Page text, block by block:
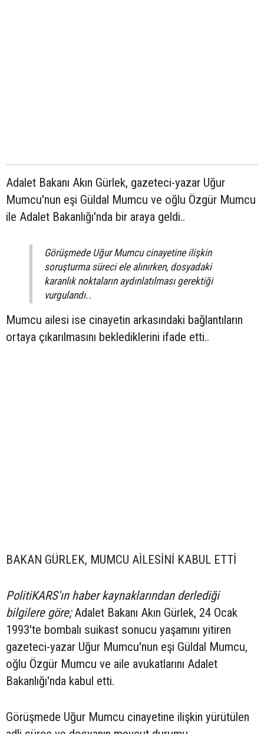
Adalet Bakanı Akın Gürlek, gazeteci-yazar Uğur
Mumcu'nun eşi Güldal Mumcu ve oğlu Özgür Mumcu
ile Adalet Bakanlığı'nda bir araya geldi..
Görüşmede Uğur Mumcu cinayetine ilişkin
soruşturma süreci ele alınırken, dosyadaki
karanlık noktaların aydınlatılması gerektiği
vurgulandı..
Mumcu ailesi ise cinayetin arkasındaki bağlantıların
ortaya çıkarılmasını beklediklerini ifade etti..
BAKAN GÜRLEK, MUMCU AİLESİNİ KABUL ETTİ
PolitiKARS'ın haber kaynaklarından derlediği
bilgilere göre;Adalet Bakanı Akın Gürlek, 24 Ocak
1993'te bombalı suikast sonucu yaşamını yitiren
gazeteci-yazar Uğur Mumcu'nun eşi Güldal Mumcu,
oğlu Özgür Mumcu ve aile avukatlarını Adalet
Bakanlığı'nda kabul etti.
Görüşmede Uğur Mumcu cinayetine ilişkin yürütülen